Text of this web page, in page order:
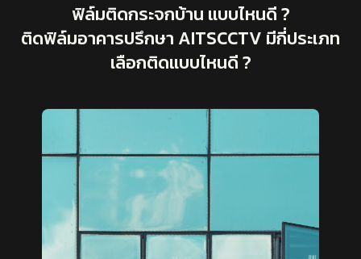
ฟิล์มติดกระจกบ้าน แบบไหนดี ?
ติดฟิล์มอาคารปรึกษา AITSCCTV มีกี่ประเภท
เลือกติดแบบไหนดี ?